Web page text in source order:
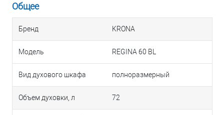
Общее
Бренд KRONA
Модель REGINA 60 BL
Вид духового шкафа полноразмерный
Объем духовки, л 72